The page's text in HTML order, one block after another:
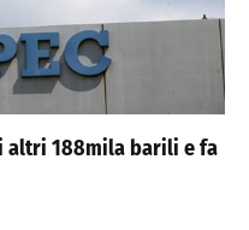
altri 188mila barili e fa